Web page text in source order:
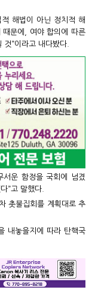
해법이 아닌 정치적 해
때문에, 여야 합의에 따른
”이라고 내다봤다.
서운 함정을 국회에 넘겼
”고 말했다.
촛불집회를 계획대로 추
내놓을지에 따라 탄핵국